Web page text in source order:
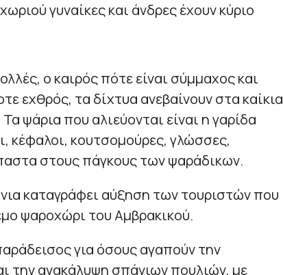
γυναίκες και άνδρες έχουν κύριο
ο καιρός πότε είναι σύμμαχος και
εχθρός, τα δίχτυα ανεβαίνουν στα καίκια
ψάρια που αλιεύονται είναι η γαρίδα
κέφαλοι, κουτσομούρες, γλώσσες,
στους πάγκους των ψαράδικων.
καταγράφει αύξηση των τουριστών που
ψαροχώρι του Αμβρακικού.
για όσους αγαπούν την
την ανακάλυψη σπάνιων πουλιών, με